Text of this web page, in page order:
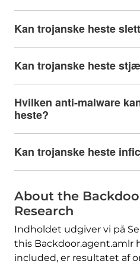
Kan trojanske heste
Kan trojanske heste
Hvilken anti-malware
heste?
Kan trojanske heste
About the
Research
Indholdet udgiver vi på
this Backdoor.agent.amlr
included, er resultatet af